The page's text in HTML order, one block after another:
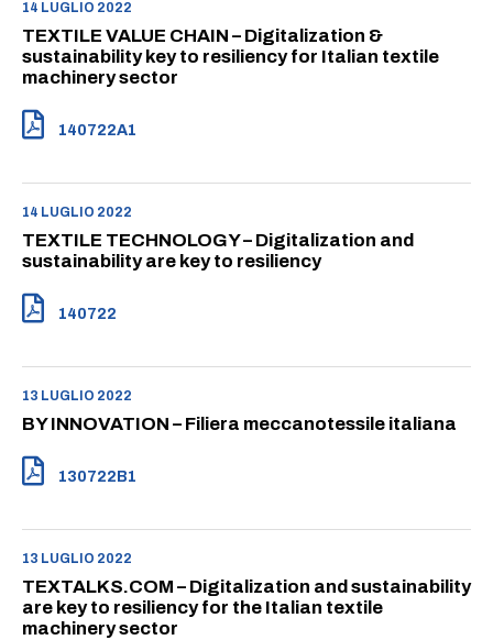
14 LUGLIO 2022
TEXTILE VALUE CHAIN – Digitalization &
sustainability key to resiliency for Italian textile
machinery sector
140722A1
14 LUGLIO 2022
TEXTILE TECHNOLOGY – Digitalization and
sustainability are key to resiliency
140722
13 LUGLIO 2022
BY INNOVATION – Filiera meccanotessile italiana
130722B1
13 LUGLIO 2022
TEXTALKS.COM – Digitalization and sustainability
are key to resiliency for the Italian textile
machinery sector